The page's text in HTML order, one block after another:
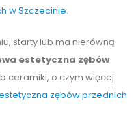
w Szczecinie.
starty lub ma nierówną
estetyczna zębów
ceramiki, o czym więcej
zębów przednich